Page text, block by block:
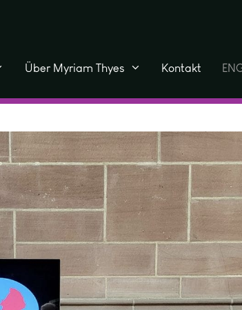
Über Myriam Thyes Kontakt